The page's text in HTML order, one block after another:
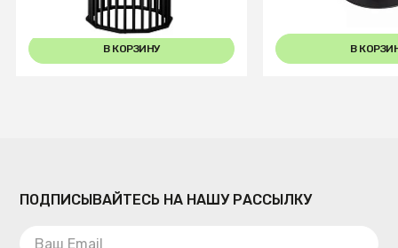
В КОРЗИНУ В
ПОДПИСЫВАЙТЕСЬ НА НАШУ РАССЫЛКУ